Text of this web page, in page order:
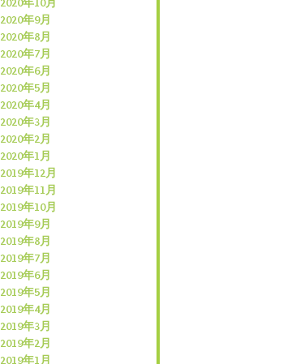
2020年10月
2020年9月
2020年8月
2020年7月
2020年6月
2020年5月
2020年4月
2020年3月
2020年2月
2020年1月
2019年12月
2019年11月
2019年10月
2019年9月
2019年8月
2019年7月
2019年6月
2019年5月
2019年4月
2019年3月
2019年2月
2019年1月